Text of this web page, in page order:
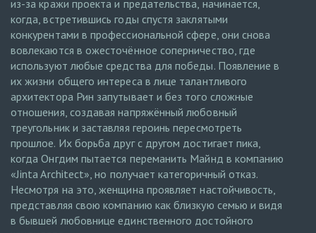
из-за кражи проекта и предательства, начинается,
когда, встретившись годы спустя заклятыми
конкурентами в профессиональной сфере, они снова
вовлекаются в ожесточённое соперничество, где
используют любые средства для победы. Появление в
их жизни общего интереса в лице талантливого
архитектора Рин запутывает и без того сложные
отношения, создавая напряжённый любовный
треугольник и заставляя героинь пересмотреть
прошлое. Их борьба друг с другом достигает пика,
когда Онгдим пытается переманить Майнд в компанию
«Jinta Architect», но получает категоричный отказ.
Несмотря на это, женщина проявляет настойчивость,
представляя свою компанию как близкую семью и видя
в бывшей любовнице единственного достойного